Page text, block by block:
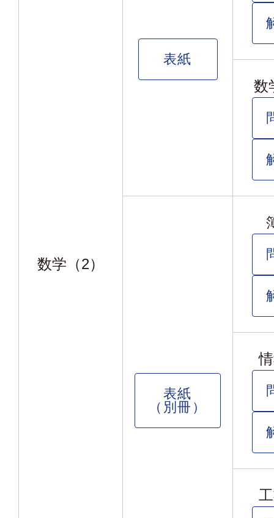
数学（2）
表紙
数
表紙
（別冊）